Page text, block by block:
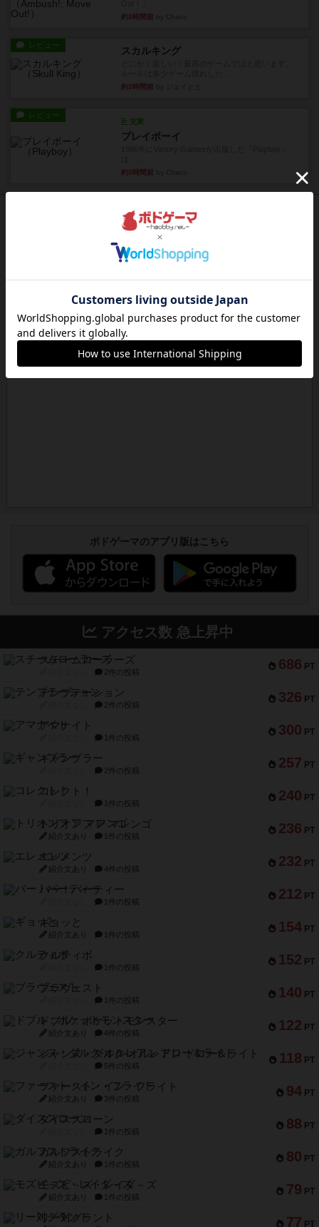
約3時間前
レビュー スカルキング
約3時間前
レビュー
充実
プレイボーイ
約3時間前
ボドゲーマのアプリ版はこちら
アクセス数 急上昇中
686 PT
スチームローラーズ
2件の投稿
326 PT
テンプテーション
2件の投稿
300 PT
アマナイト
1件の投稿
257 PT
ギャンブラー
2件の投稿
240 PT
コレクト！
1件の投稿
236 PT
トリオンフ ア マレンゴ
紹介文あり 1件の投稿
232 PT
エレメンツ
紹介文あり 4件の投稿
212 PT
バー！パーティー
1件の投稿
154 PT
ギョッと
紹介文あり 1件の投稿
152 PT
クルティボ
1件の投稿
140 PT
ブラヴェスト
1件の投稿
122 PT
ドブル：ポケットモンスター
紹介文あり 4件の投稿
118 PT
ジャンヌ・ダルク-オルレアン ドロー＆ライト
5件の投稿
94 PT
ファースト・イン・フライト
紹介文あり 3件の投稿
88 PT
ダイススローン
1件の投稿
80 PT
ガルフストライク
紹介文あり 1件の投稿
79 PT
モズビ－ズ・レイダ－ズ
紹介文あり 1件の投稿
77 PT
リー対グラント